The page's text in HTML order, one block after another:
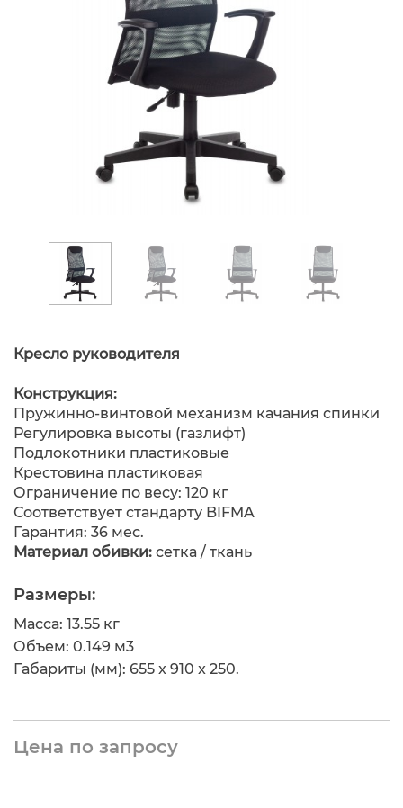
Кресло руководителя
Конструкция:
Пружинно-винтовой механизм качания спинки
Регулировка высоты (газлифт)
Подлокотники пластиковые
Крестовина пластиковая
Ограничение по весу: 120 кг
Соответствует стандарту BIFMA
Гарантия: 36 мес.
Материал обивки: сетка / ткань
Размеры:
Масса: 13.55 кг
Объем: 0.149 м3
Габариты (мм): 655 x 910 x 250.
Цена по запросу